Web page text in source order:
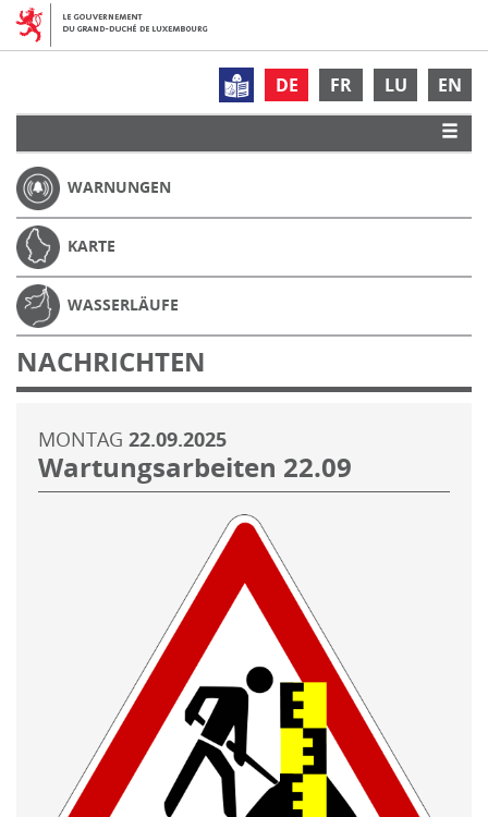
DE FR LU EN
WARNUNGEN
KARTE
WASSERLÄUFE
NACHRICHTEN
MONTAG 22.09.2025
Wartungsarbeiten 22.09